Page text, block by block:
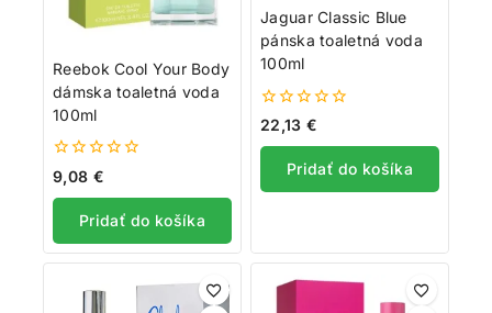
Reebok Cool Your Body
dámska toaletná voda
100ml
0
z
5
9,08 €
Pridať do košíka
Jaguar Classic Blue
pánska toaletná voda
100ml
0
5
22,13 €
Pridať do košíka